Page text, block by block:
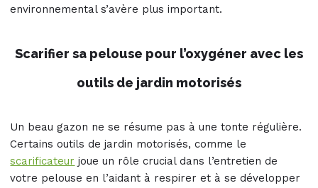
environnemental s’avère plus important.
Scarifier sa pelouse pour l’oxygéner avec les
outils de jardin motorisés
Un beau gazon ne se résume pas à une tonte régulière.
Certains outils de jardin motorisés, comme le
scarificateur joue un rôle crucial dans l’entretien de
votre pelouse en l’aidant à respirer et à se développer